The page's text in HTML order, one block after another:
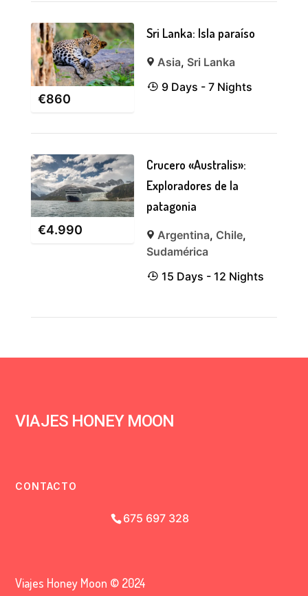
€860
Sri Lanka: Isla paraíso
Asia, Sri Lanka
9 Days - 7 Nights
€4.990
Crucero «Australis»:
Exploradores de la
patagonia
Argentina, Chile,
Sudamérica
15 Days - 12 Nights
VIAJES HONEY MOON
CONTACTO
675 697 328
Viajes Honey Moon © 2024